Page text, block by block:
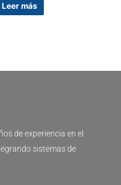
Leer más
de experiencia en el
sistemas de